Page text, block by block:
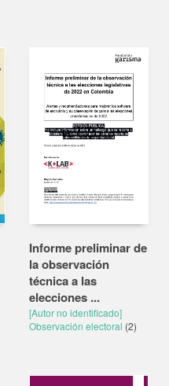
Informe preliminar de
la observación
técnica a las
elecciones ...
[Autor no identificado]
Observación electoral (2)